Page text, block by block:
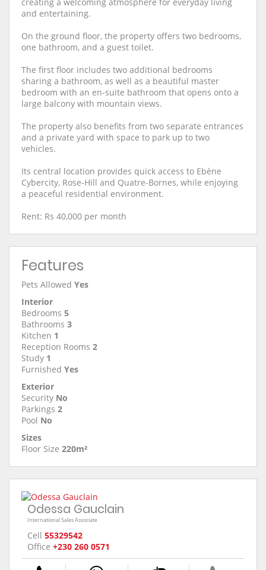
and entertaining.
On the ground floor, the property offers two bedrooms,
one bathroom, and a guest toilet.
The first floor includes two additional bedrooms
sharing a bathroom, as well as a beautiful master
bedroom with an en-suite bathroom that opens onto a
large balcony with mountain views.
The property also benefits from two separate entrances
and a private yard with space to park up to two
vehicles.
Its central location provides quick access to Ebène
Cybercity, Rose-Hill and Quatre-Bornes, while enjoying
a peaceful residential environment.
Rent: Rs 40,000 per month
Features
Pets Allowed Yes
Interior
Bedrooms 5
Bathrooms 3
Kitchen 1
Reception Rooms 2
Study 1
Furnished Yes
Exterior
Security No
Parkings 2
Pool No
Sizes
Floor Size 220m²
Odessa Gauclain
International Sales Associate
Cell 55329542
Office +230 260 0571